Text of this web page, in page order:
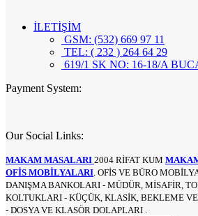
İLETİŞİM
GSM: (532) 669 97 11
TEL: ( 232 ) 264 64 29
619/1 SK NO: 16-18/A
Payment System:
Our Social Links:
MAKAM MASALARI 2004 RİFAT KUM
OFİS MOBİLYALARI . OFİS VE BÜRO
DANIŞMA BANKOLARI - MÜDÜR, MİSAFİR,
KOLTUKLARI - KÜÇÜK, KLASİK, BEKLEME
- DOSYA VE KLASÖR DOLAPLARI .